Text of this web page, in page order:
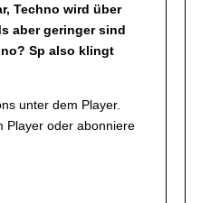
Techno wird über
aber geringer sind
Sp also klingt
unter dem Player.
Player oder abonniere